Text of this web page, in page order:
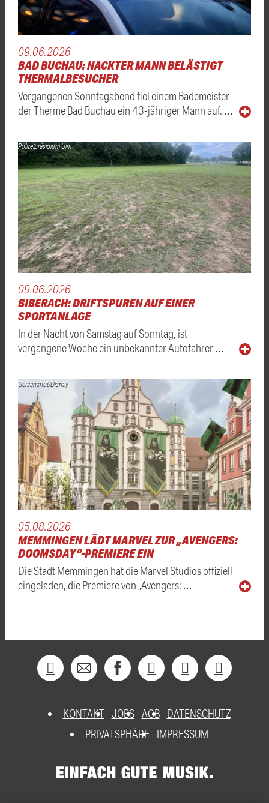
09.06.2026
BAD BUCHAU: NACKTER MANN BELÄSTIGT
THERMALBESUCHER
Vergangenen Sonntagabend fiel einem Bademeister
der Therme Bad Buchau ein 43-jähriger Mann auf. …
Polizeipräsidium Ulm
09.06.2026
BIBERACH: DRIFTSPUREN AUF EINER
SPORTANLAGE
In der Nacht von Samstag auf Sonntag, ist
vergangene Woche ein unbekannter Autofahrer …
Screenshot/Disney
05.08.2026
MEMMINGEN LÄDT MARVEL ZUR „AVENGERS:
DOOMSDAY“-PREMIERE EIN
Die Stadt Memmingen hat die Marvel Studios offiziell
eingeladen, die Premiere von „Avengers: …
KONTAKT JOBS AGB DATENSCHUTZ
PRIVATSPHÄRE
IMPRESSUM